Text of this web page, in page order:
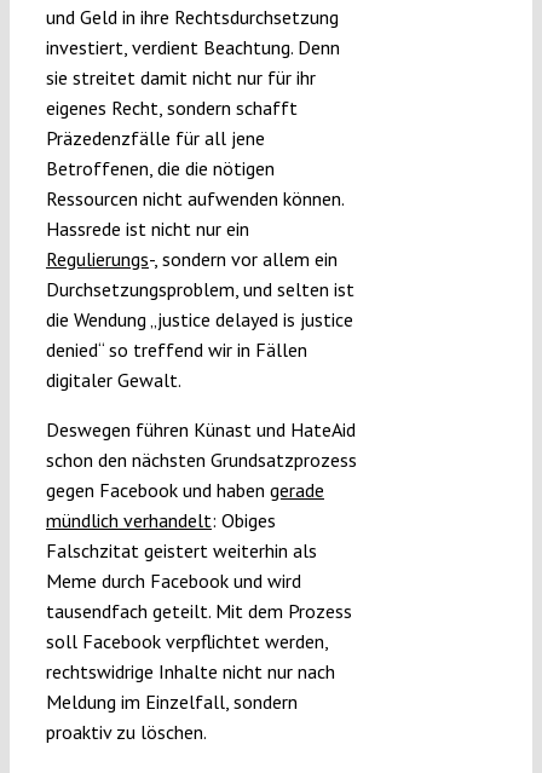
und Geld in ihre Rechtsdurchsetzung
investiert, verdient Beachtung. Denn
sie streitet damit nicht nur für ihr
eigenes Recht, sondern schafft
Präzedenzfälle für all jene
Betroffenen, die die nötigen
Ressourcen nicht aufwenden können.
Hassrede ist nicht nur ein
Regulierungs-, sondern vor allem ein
Durchsetzungsproblem, und selten ist
die Wendung „justice delayed is justice
denied“ so treffend wir in Fällen
digitaler Gewalt.
Deswegen führen Künast und HateAid
schon den nächsten Grundsatzprozess
gegen Facebook und haben gerade
mündlich verhandelt: Obiges
Falschzitat geistert weiterhin als
Meme durch Facebook und wird
tausendfach geteilt. Mit dem Prozess
soll Facebook verpflichtet werden,
rechtswidrige Inhalte nicht nur nach
Meldung im Einzelfall, sondern
proaktiv zu löschen.